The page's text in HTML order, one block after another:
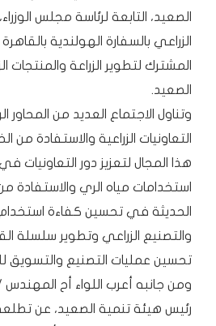
الصعيد، التابعة لرئاسة مجلس
الزراعي بالسفارة الهولندية
المشترك لتطوير الزراعة
الصعيد.
وتناول الاجتماع العديد من المحاور
التعاونيات الزراعية والاستفادة من
هذا المجال لتعزيز دور التعاونيات
استخدامات مياه الري والاستفادة
الحديثة في تحسين كفاءة استخدام
والتصنيع الزراعي وتطوير سلسلة
تحسين عمليات التصنيع والتسويق
ومن جانبه أعرب اللواء أح
رئيس هيئة تنمية الصعيد، عن